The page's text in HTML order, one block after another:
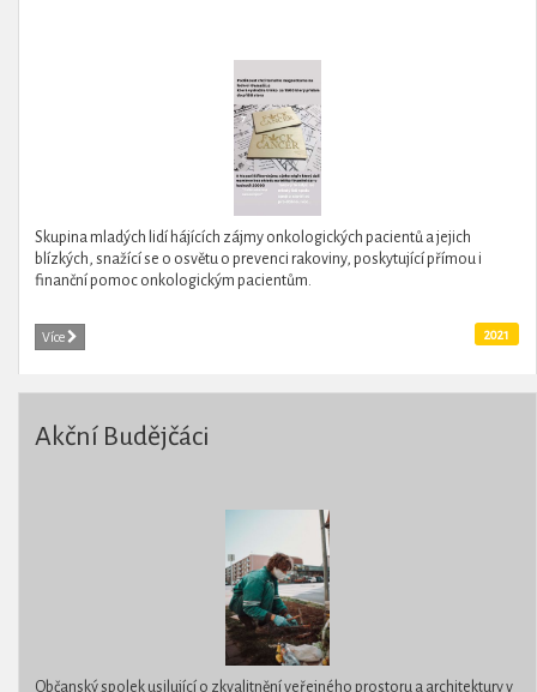
Skupina mladých lidí hájících zájmy onkologických pacientů a jejich
blízkých, snažící se o osvětu o prevenci rakoviny, poskytující přímou i
finanční pomoc onkologickým pacientům.
Více 2021
Akční Budějčáci
Občanský spolek usilující o zkvalitnění veřejného prostoru a architektury v